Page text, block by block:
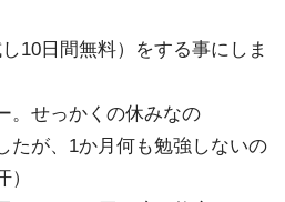
10日間無料）をする事にしま
。せっかくの休みなの
たが、1か月何も勉強しないの